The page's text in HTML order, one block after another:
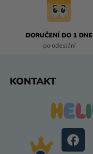
DORUČENÍ DO 1 DNE
po odeslání
KONTAKT